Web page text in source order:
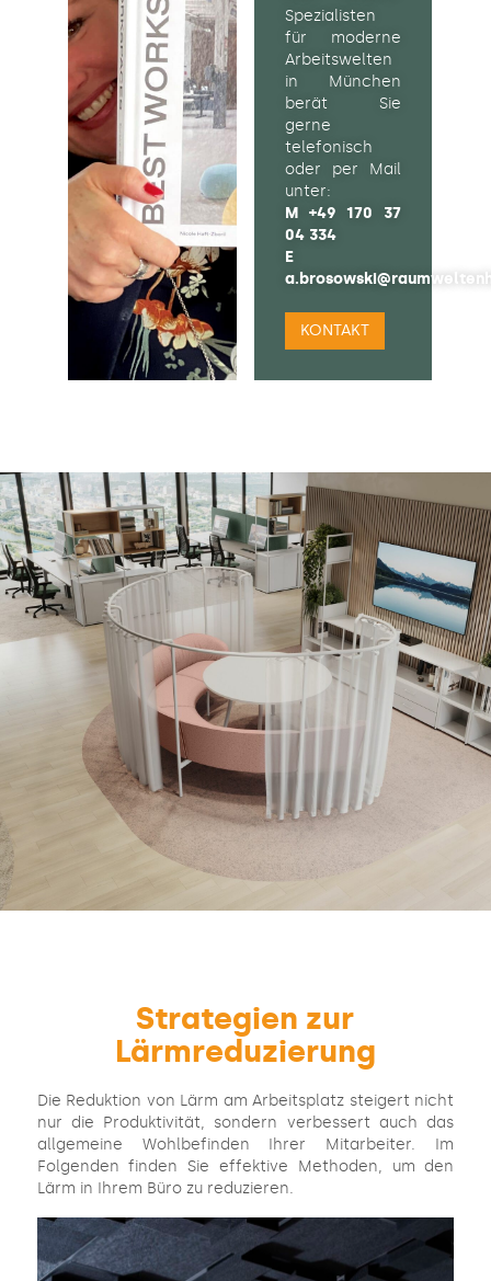
Spezialisten
für moderne
Arbeitswelten
in München
berät Sie
gerne
telefonisch
oder per Mail
unter:
M +49 170 37
04 334
E
KONTAKT
Strategien zur
Lärmreduzierung
Die Reduktion von Lärm am Arbeitsplatz steigert nicht
nur die Produktivität, sondern verbessert auch das
allgemeine Wohlbefinden Ihrer Mitarbeiter. Im
Folgenden finden Sie effektive Methoden, um den
Lärm in Ihrem Büro zu reduzieren.